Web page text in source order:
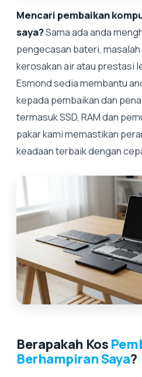
Mencari pembaikan
saya?Sama ada anda
pengecasan bateri,
kerosakan air atau prestasi
Esmond sedia membantu
kepada pembaikan dan
termasuk SSD, RAM dan
pakar kami memastikan
keadaan terbaik dengan
Berapakah Kos
Berhampiran Saya?